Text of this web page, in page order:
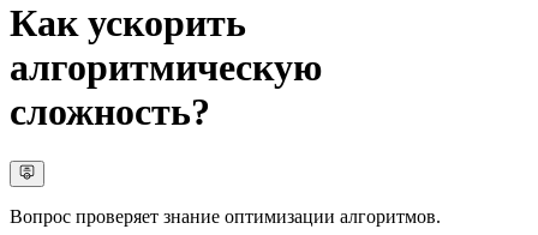
Как ускорить
алгоритмическую
сложность?
Вопрос проверяет знание оптимизации алгоритмов.